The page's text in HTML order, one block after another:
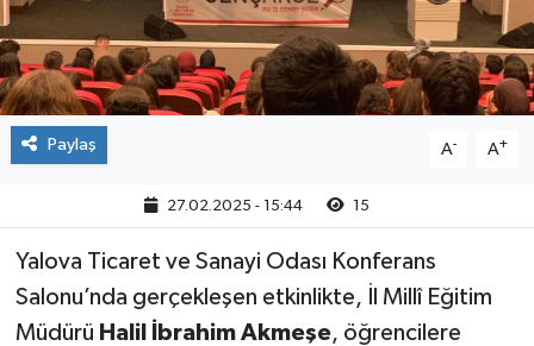
Paylaş A- A+
27.02.2025 - 15:44 15
Yalova Ticaret ve Sanayi Odası Konferans
Salonu’nda gerçekleşen etkinlikte, İl Millî Eğitim
Müdürü Halil İbrahim Akmeşe, öğrencilere